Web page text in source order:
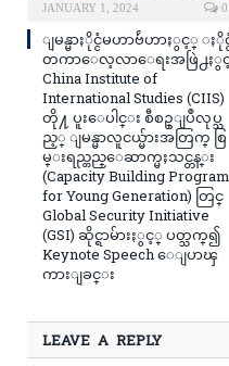
JANUARY 1, 2024 0
ျမန္မာႏိုင္ငံမဟာဗ်ဴဟာႏွင့္ ႏိုင္
တကာေလ့လာေရးအဖြဲ႕
China Institute of
International Studies (CIIS)
တို႔ ပူးေပါင္း စီစဥ္ျပဳလုပ္သ
ည့္ ျမန္မာလူငယ္မ်ားအတြက္ စြ
မ္းရည္တည္ေဆာက္မႈသင္တန္း
(Capacity Building Program
for Young Generation) တြင္
Global Security Initiative
(GSI) ဆိုင္ရာမ်ားႏွင့္ ပတ္သက္၍
Keynote Speech ေျပာၾ
ကားျခင္း
LEAVE A REPLY